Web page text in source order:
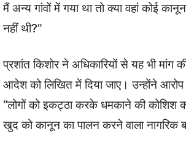
मैं अन्य गांवों में गया था तो क्या वहां कोई
नहीं थी?”
प्रशांत किशोर ने अधिकारियों से यह भी मांग
आदेश को लिखित में दिया जाए। उन्होंने आरोप
“लोगों को इकट्ठा करके धमकाने की कोशिश
खुद को कानून का पालन करने वाला नागरिक